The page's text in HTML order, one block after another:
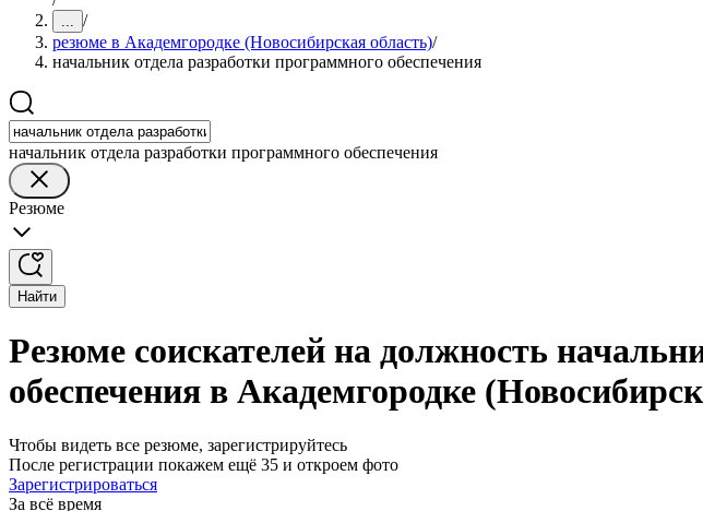
... /
резюме в Академгородке (Новосибирская область)/
начальник отдела разработки программного обеспечения
начальник отдела разработки программного обеспечения
Резюме
Найти
Резюме соискателей на должность
обеспечения в Академгородке
Чтобы видеть все резюме, зарегистрируйтесь
После регистрации покажем ещё 35 и откроем фото
Зарегистрироваться
За всё время